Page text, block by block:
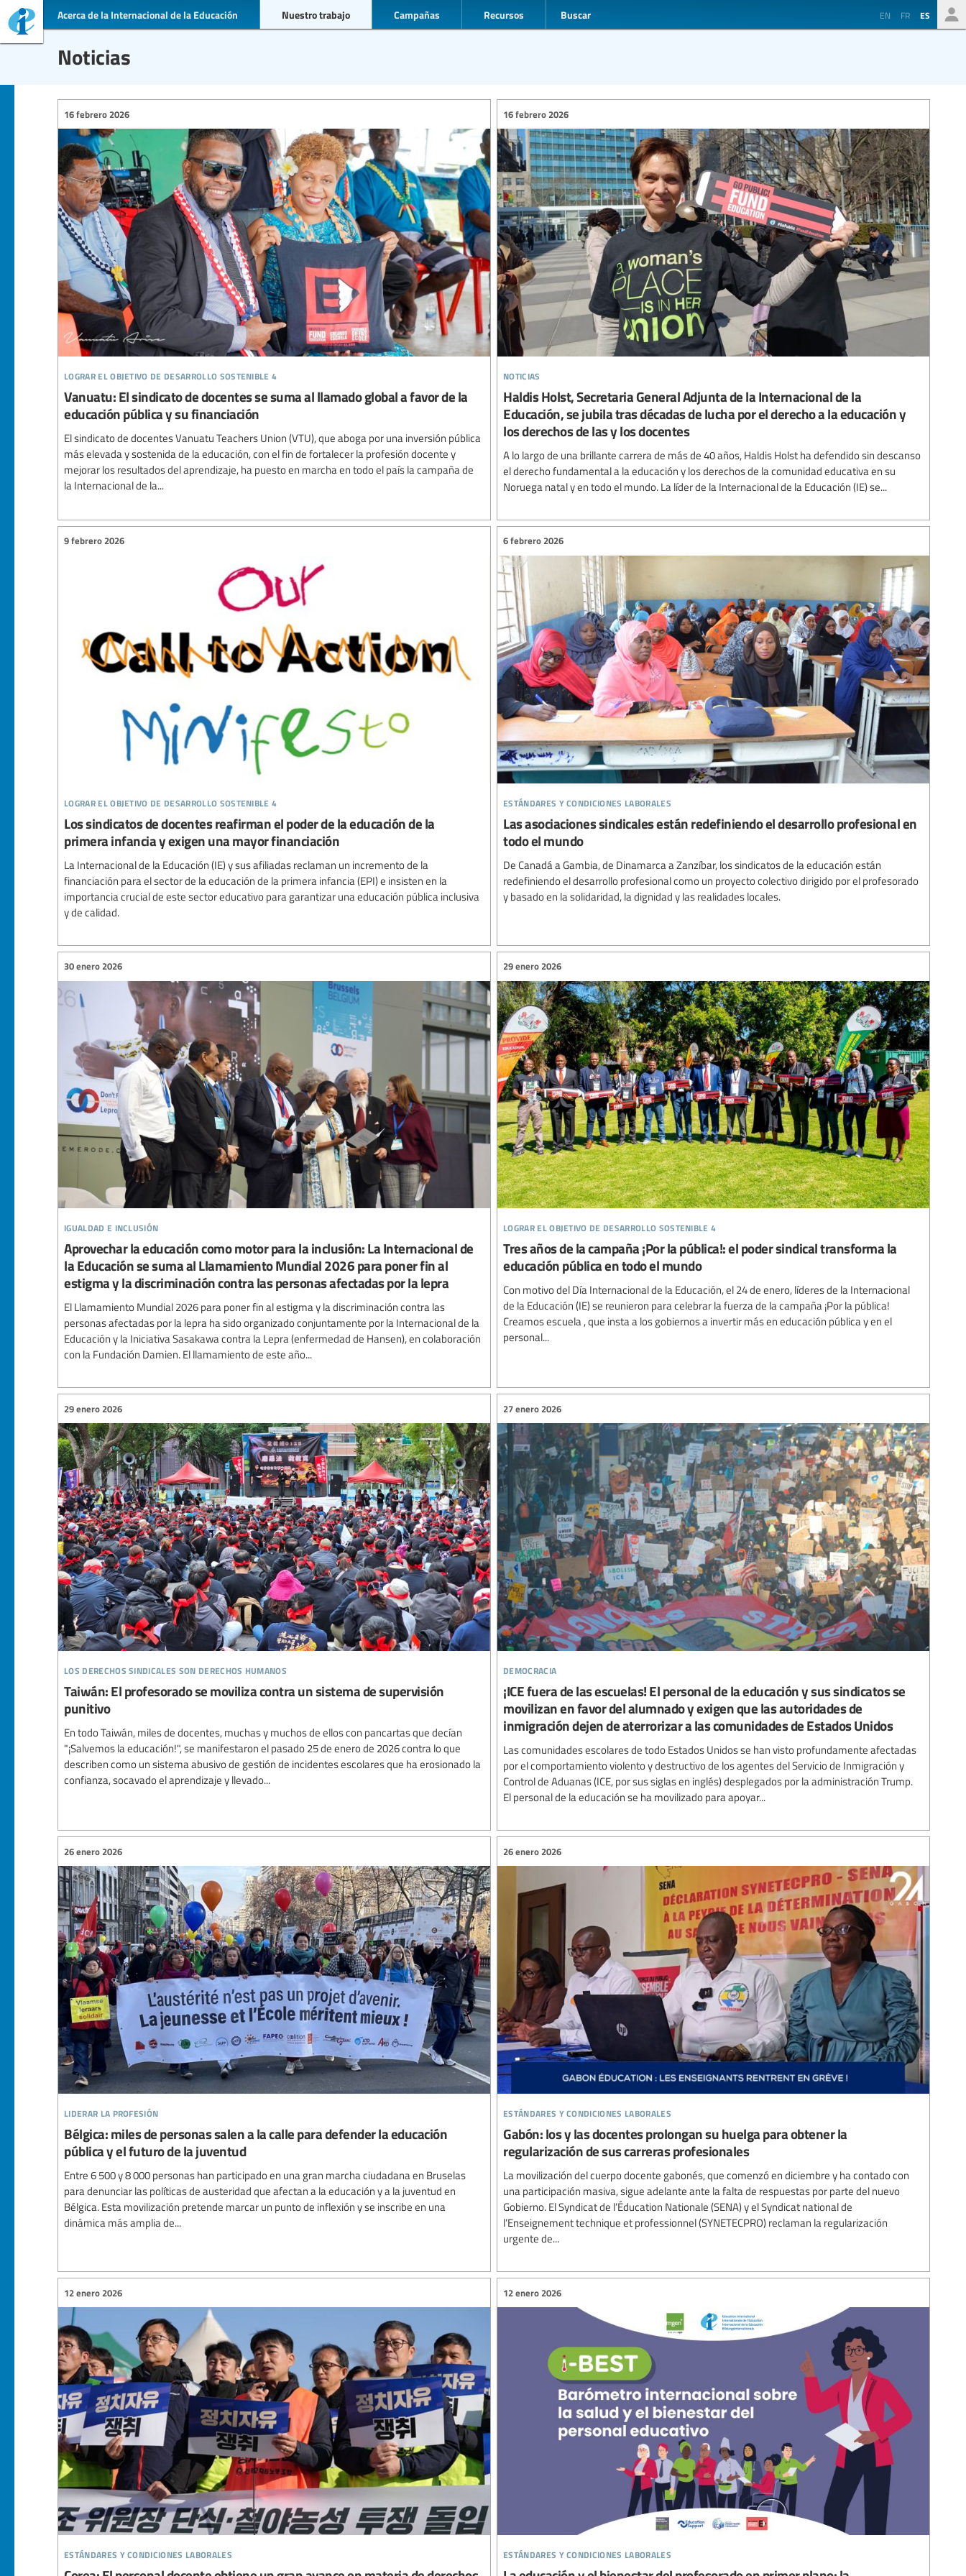
Acerca de la Internacional de la Educación Nuestro trabajo Campañas Recursos Buscar EN FR ES
Noticias
lograr el objetivo de desarrollo sostenible 4
16 febrero 2026
Vanuatu: El sindicato de docentes se suma al llamado global a favor de la
educación pública y su financiación
El sindicato de docentes Vanuatu Teachers Union (VTU), que aboga por una inversión pública
más elevada y sostenida de la educación, con el fin de fortalecer la profesión docente y
mejorar los resultados del aprendizaje, ha puesto en marcha en todo el país la campaña de
la Internacional de la...
noticias
16 febrero 2026
Haldis Holst, Secretaria General Adjunta de la Internacional de la
Educación, se jubila tras décadas de lucha por el derecho a la educación y
los derechos de las y los docentes
A lo largo de una brillante carrera de más de 40 años, Haldis Holst ha defendido sin descanso
el derecho fundamental a la educación y los derechos de la comunidad educativa en su
Noruega natal y en todo el mundo. La líder de la Internacional de la Educación (IE) se...
lograr el objetivo de desarrollo sostenible 4
9 febrero 2026
Los sindicatos de docentes reafirman el poder de la educación de la
primera infancia y exigen una mayor financiación
La Internacional de la Educación (IE) y sus afiliadas reclaman un incremento de la
financiación para el sector de la educación de la primera infancia (EPI) e insisten en la
importancia crucial de este sector educativo para garantizar una educación pública inclusiva
y de calidad.
estándares y condiciones laborales
6 febrero 2026
Las asociaciones sindicales están redefiniendo el desarrollo profesional en
todo el mundo
De Canadá a Gambia, de Dinamarca a Zanzíbar, los sindicatos de la educación están
redefiniendo el desarrollo profesional como un proyecto colectivo dirigido por el profesorado
y basado en la solidaridad, la dignidad y las realidades locales.
igualdad e inclusión
30 enero 2026
Aprovechar la educación como motor para la inclusión: La Internacional de
la Educación se suma al Llamamiento Mundial 2026 para poner fin al
estigma y la discriminación contra las personas afectadas por la lepra
El Llamamiento Mundial 2026 para poner fin al estigma y la discriminación contra las
personas afectadas por la lepra ha sido organizado conjuntamente por la Internacional de la
Educación y la Iniciativa Sasakawa contra la Lepra (enfermedad de Hansen), en colaboración
con la Fundación Damien. El llamamiento de este año...
lograr el objetivo de desarrollo sostenible 4
29 enero 2026
Tres años de la campaña ¡Por la pública!: el poder sindical transforma la
educación pública en todo el mundo
Con motivo del Día Internacional de la Educación, el 24 de enero, líderes de la Internacional
de la Educación (IE) se reunieron para celebrar la fuerza de la campaña ¡Por la pública!
Creamos escuela , que insta a los gobiernos a invertir más en educación pública y en el
personal...
los derechos sindicales son derechos humanos
29 enero 2026
Taiwán: El profesorado se moviliza contra un sistema de supervisión
punitivo
En todo Taiwán, miles de docentes, muchas y muchos de ellos con pancartas que decían
"¡Salvemos la educación!", se manifestaron el pasado 25 de enero de 2026 contra lo que
describen como un sistema abusivo de gestión de incidentes escolares que ha erosionado la
confianza, socavado el aprendizaje y llevado...
democracia
27 enero 2026
¡ICE fuera de las escuelas! El personal de la educación y sus sindicatos se
movilizan en favor del alumnado y exigen que las autoridades de
inmigración dejen de aterrorizar a las comunidades de Estados Unidos
Las comunidades escolares de todo Estados Unidos se han visto profundamente afectadas
por el comportamiento violento y destructivo de los agentes del Servicio de Inmigración y
Control de Aduanas (ICE, por sus siglas en inglés) desplegados por la administración Trump.
El personal de la educación se ha movilizado para apoyar...
liderar la profesión
26 enero 2026
Bélgica: miles de personas salen a la calle para defender la educación
pública y el futuro de la juventud
Entre 6 500 y 8 000 personas han participado en una gran marcha ciudadana en Bruselas
para denunciar las políticas de austeridad que afectan a la educación y a la juventud en
Bélgica. Esta movilización pretende marcar un punto de inflexión y se inscribe en una
dinámica más amplia de...
estándares y condiciones laborales
26 enero 2026
Gabón: los y las docentes prolongan su huelga para obtener la
regularización de sus carreras profesionales
La movilización del cuerpo docente gabonés, que comenzó en diciembre y ha contado con
una participación masiva, sigue adelante ante la falta de respuestas por parte del nuevo
Gobierno. El Syndicat de l’Éducation Nationale (SENA) y el Syndicat national de
l’Enseignement technique et professionnel (SYNETECPRO) reclaman la regularización
urgente de...
estándares y condiciones laborales
12 enero 2026
estándares y condiciones laborales
12 enero 2026